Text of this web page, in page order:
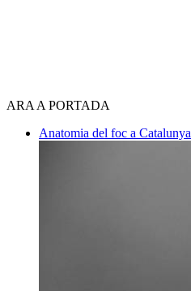
ARA A PORTADA
Anatomia del foc a Catalunya